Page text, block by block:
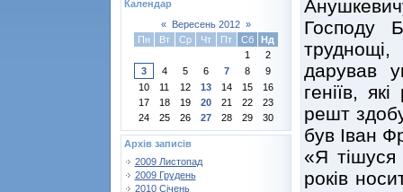
Календар
«
Вересень 2012 »
Пн
Вт Ср Чт Пт Сб
Нд
1
2
3
4 5 6 7 8
9
10
11 12 13 14 15
16
17
18 19 20 21 22
23
24
25 26 27 28 29 30
Архів записів
2009 Листопад
2009 Грудень
2010 Січень
Господу
дарував
геніїв,
решт
був Іван
«Я
років